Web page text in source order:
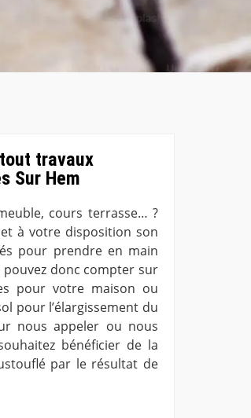
travaux
Sur Hem
cours terrasse… ?
à votre disposition son
pour prendre en main
donc compter sur
pour votre maison ou
pour l’élargissement du
nous appeler ou nous
bénéficier de la
par le résultat de